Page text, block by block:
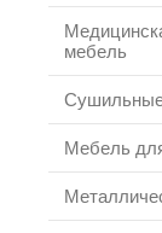
мебель
Мебель